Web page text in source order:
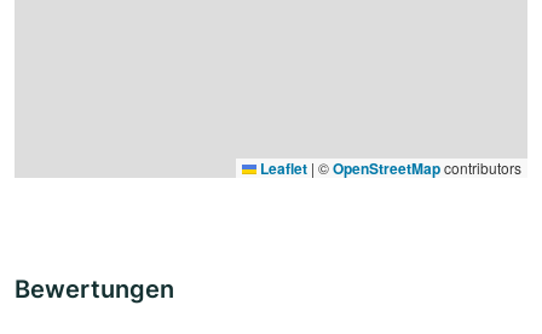
Leaflet | ©OpenStreetMapcontributors
Bewertungen